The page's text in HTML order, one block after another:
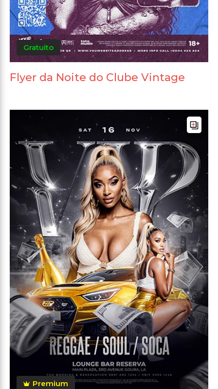
Gratuito
Flyer da Noite do Clube Vintage
Premium